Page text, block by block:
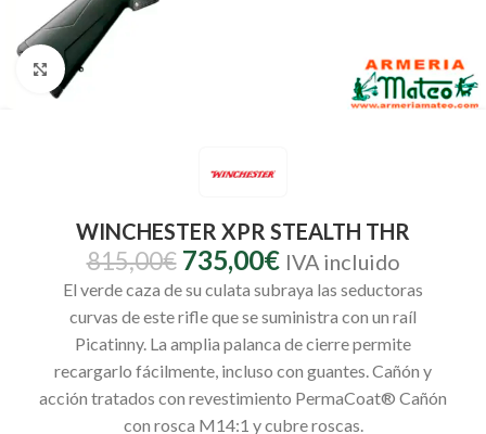
Clic para ampliar
WINCHESTER XPR STEALTH THR
815,00€ 735,00€ IVA incluido
El verde caza de su culata subraya las seductoras
curvas de este rifle que se suministra con un raíl
Picatinny. La amplia palanca de cierre permite
recargarlo fácilmente, incluso con guantes. Cañón y
acción tratados con revestimiento PermaCoat® Cañón
con rosca M14:1 y cubre roscas.